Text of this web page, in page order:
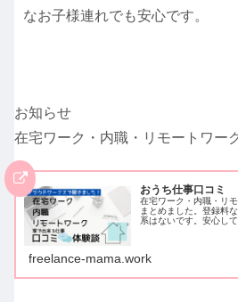
なお子様連れでも安心です。
お知らせ
在宅ワーク・内職・リモートワー
おうち仕事口コミ
在宅ワーク・内職・リ
まとめました。登録料
系はないです。安心し
freelance-mama.work